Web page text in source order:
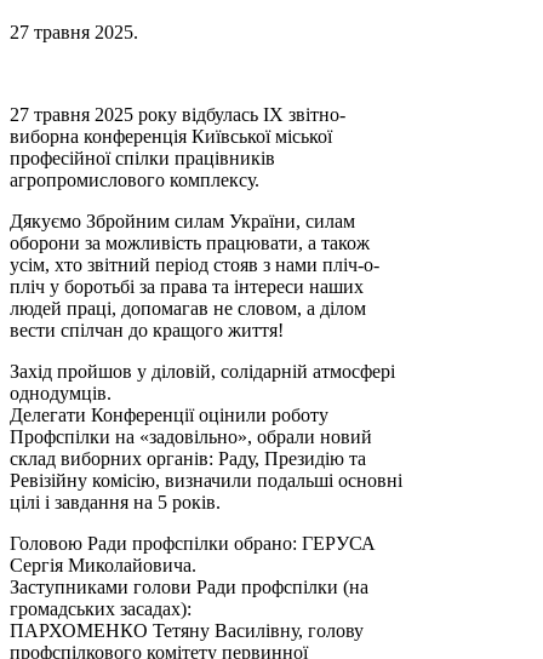
27 травня 2025.
27 травня 2025 року відбулась ІХ звітно-
виборна конференція Київської міської
професійної спілки працівників
агропромислового комплексу.
Дякуємо Збройним силам України, силам
оборони за можливість працювати, а також
усім, хто звітний період стояв з нами пліч-о-
пліч у боротьбі за права та інтереси наших
людей праці, допомагав не словом, а ділом
вести спілчан до кращого життя!
Захід пройшов у діловій, солідарній атмосфері
однодумців.
Делегати Конференції оцінили роботу
Профспілки на «задовільно», обрали новий
склад виборних органів: Раду, Президію та
Ревізійну комісію, визначили подальші основні
цілі і завдання на 5 років.
Головою Ради профспілки обрано: ГЕРУСА
Сергія Миколайовича.
Заступниками голови Ради профспілки (на
громадських засадах):
ПАРХОМЕНКО Тетяну Василівну, голову
профспілкового комітету первинної